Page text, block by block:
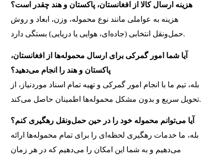
هزینه ارسال کالا از افغانستان، پاکستان و هند چقدر است؟
هزینه به عواملی مانند نوع محموله، وزن، ابعاد و روش
حمل‌ونقل انتخابی (جاده‌ای، هوایی یا دریایی) بستگی دارد.
آیا شما امور گمرکی برای ارسال محموله‌ها از افغانستان،
پاکستان و هند را انجام می‌دهید؟
بله، تیم ما با انجام امور گمرکی و تهیه تمام اسناد موردنیاز، از
تحویل سریع و بدون مشکل محموله‌ها اطمینان حاصل می‌کند.
آیا می‌توانم محموله خود را در حین حمل‌ونقل رهگیری کنم؟
بله، ما خدمات رهگیری لحظه‌ای را برای تمام محموله‌ها ارائه
می‌دهیم و به شما این امکان را می‌دهیم که در هر زمان